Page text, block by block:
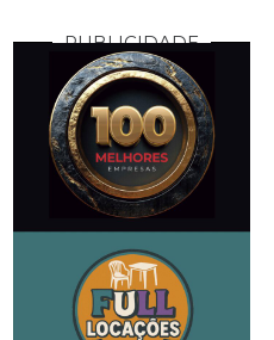
PUBLICIDADE